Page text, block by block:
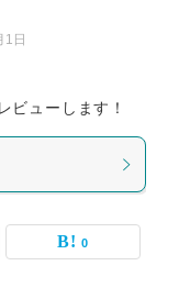
1日
ビューします！
0